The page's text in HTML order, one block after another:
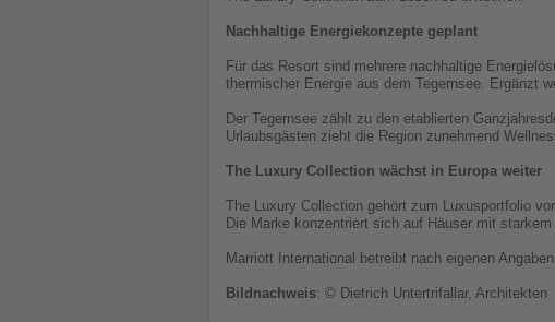
Nachhaltige Energiekonzepte geplant
Für das Resort sind mehrere nachhaltige
thermischer Energie aus dem Tegernsee. Ergänzt
Der Tegernsee zählt zu den etablierten
Urlaubsgästen zieht die Region zunehmend
The Luxury Collection wächst in Europa weiter
The Luxury Collection gehört zum Luxusportfolio
Die Marke konzentriert sich auf Häuser mit
Marriott International betreibt nach eigenen
Bildnachweis: © Dietrich Untertrifallar, Architekten